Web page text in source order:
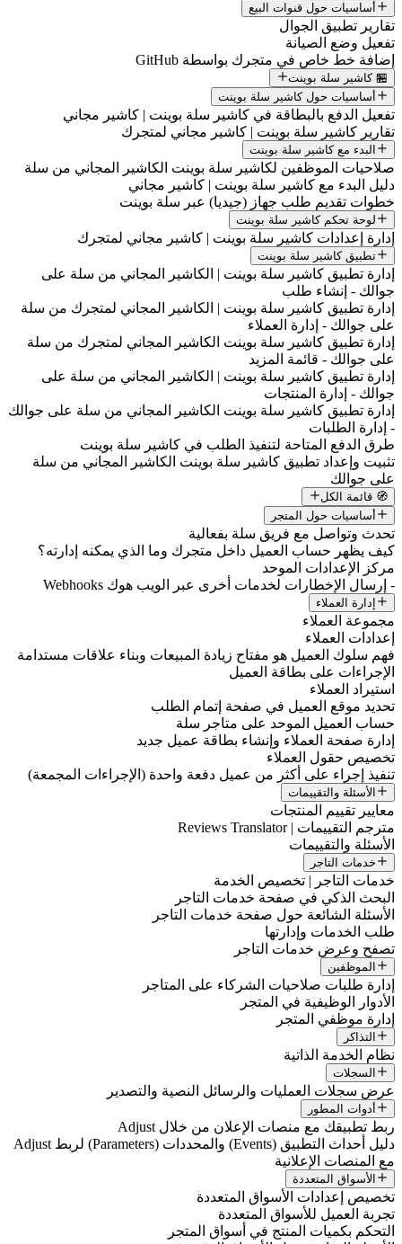
أساسيات حول قنوات البيع
تقارير تطبيق الجوال
تفعيل وضع الصيانة
إضافة خط خاص في متجرك بواسطة GitHub
🏪 كاشير سلة بوينت
أساسيات حول كاشير سلة بوينت
تفعيل الدفع بالبطاقة في كاشير سلة بوينت | كاشير مجاني
تقارير كاشير سلة بوينت | كاشير مجاني لمتجرك
البدء مع كاشير سلة بوينت
صلاحيات الموظفين لكاشير سلة بوينت الكاشير المجاني من سلة
دليل البدء مع كاشير سلة بوينت | كاشير مجاني
خطوات تقديم طلب جهاز (جيديا) عبر سلة بوينت
لوحة تحكم كاشير سلة بوينت
إدارة إعدادات كاشير سلة بوينت | كاشير مجاني لمتجرك
تطبيق كاشير سلة بوينت
إدارة تطبيق كاشير سلة بوينت | الكاشير المجاني من سلة على
جوالك - إنشاء طلب
إدارة تطبيق كاشير سلة بوينت | الكاشير المجاني لمتجرك من سلة
على جوالك - إدارة العملاء
إدارة تطبيق كاشير سلة بوينت الكاشير المجاني لمتجرك من سلة
على جوالك - قائمة المزيد
إدارة تطبيق كاشير سلة بوينت | الكاشير المجاني من سلة على
جوالك - إدارة المنتجات
إدارة تطبيق كاشير سلة بوينت الكاشير المجاني من سلة على جوالك
- إدارة الطلبات
طرق الدفع المتاحة لتنفيذ الطلب في كاشير سلة بوينت
تثبيت وإعداد تطبيق كاشير سلة بوينت الكاشير المجاني من سلة
على جوالك
🧭 قائمة الكل
أساسيات حول المتجر
تحدث وتواصل مع فريق سلة بفعالية
كيف يظهر حساب العميل داخل متجرك وما الذي يمكنه إدارته؟
مركز الإعدادات الموحد
- إرسال الإخطارات لخدمات أخرى عبر الويب هوك Webhooks
إدارة العملاء
مجموعة العملاء
إعدادات العملاء
فهم سلوك العميل هو مفتاح زيادة المبيعات وبناء علاقات مستدامة
الإجراءات على بطاقة العميل
استيراد العملاء
تحديد موقع العميل في صفحة إتمام الطلب
حساب العميل الموحد على متاجر سلة
إدارة صفحة العملاء وإنشاء بطاقة عميل جديد
تخصيص حقول العملاء
تنفيذ إجراء على أكثر من عميل دفعة واحدة (الإجراءات المجمعة)
الأسئلة والتقييمات
معايير تقييم المنتجات
مترجم التقييمات | Reviews Translator
الأسئلة والتقييمات
خدمات التاجر
خدمات التاجر | تخصيص الخدمة
البحث الذكي في صفحة خدمات التاجر
الأسئلة الشائعة حول صفحة خدمات التاجر
طلب الخدمات وإدارتها
تصفح وعرض خدمات التاجر
الموظفين
إدارة طلبات صلاحيات الشركاء على المتاجر
الأدوار الوظيفية في المتجر
إدارة موظفي المتجر
التذاكر
نظام الخدمة الذاتية
السجلات
عرض سجلات العمليات والرسائل النصية والتصدير
أدوات المطور
ربط تطبيقك مع منصات الإعلان من خلال Adjust
دليل أحداث التطبيق (Events) والمحددات (Parameters) لربط Adjust
مع المنصات الإعلانية
الأسواق المتعددة
تخصيص إعدادات الأسواق المتعددة
تجربة العميل للأسواق المتعددة
التحكم بكميات المنتج في أسواق المتجر